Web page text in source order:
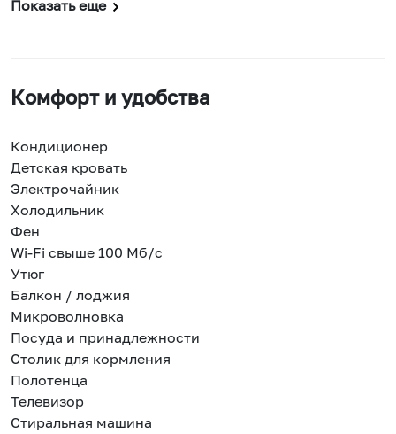
Показать еще
Комфорт и удобства
Кондиционер
Детская кровать
Электрочайник
Холодильник
Фен
Wi-Fi свыше 100 Мб/с
Утюг
Балкон / лоджия
Микроволновка
Посуда и принадлежности
Столик для кормления
Полотенца
Телевизор
Стиральная машина